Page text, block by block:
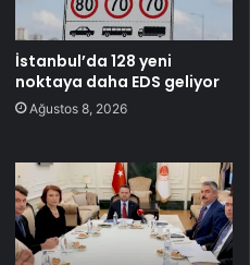
İstanbul’da 128 yeni
noktaya daha EDS geliyor
Ağustos 8, 2026